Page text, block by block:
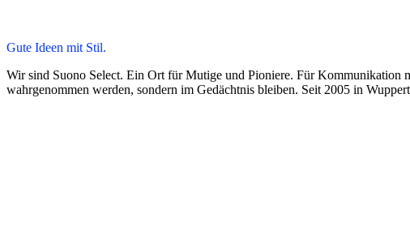
Gute Ideen mit Stil.
Wir sind Suono Select. Ein Ort für Mutige und Pioniere. Für
wahrgenommen werden, sondern im Gedächtnis bleiben. Seit 2005 in